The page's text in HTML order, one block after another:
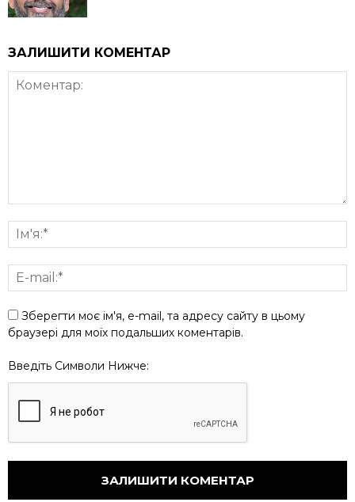
ЗАЛИШИТИ КОМЕНТАР
Зберегти моє ім'я, e-mail, та адресу сайту в цьому
браузері для моїх подальших коментарів.
Введіть Символи Нижче: